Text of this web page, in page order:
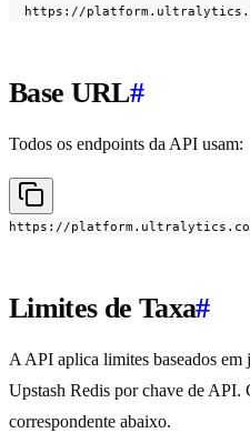
https://
Base URL#
Todos os endpoints da API usam:
https://
Limites de Taxa#
A API aplica limites baseados em
Upstash Redis por chave de API.
correspondente abaixo.